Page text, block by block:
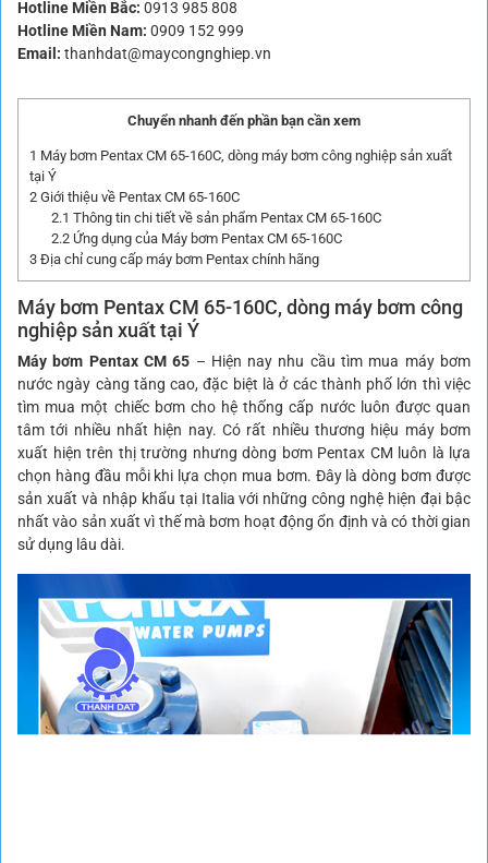
Hotline Miền Bắc: 0913 985 808
Hotline Miền Nam: 0909 152 999
Email: thanhdat@maycongnghiep.vn
Chuyển nhanh đến phần bạn cần xem
1 Máy bơm Pentax CM 65-160C, dòng máy bơm công nghiệp sản xuất
tại Ý
2 Giới thiệu về Pentax CM 65-160C
2.1 Thông tin chi tiết về sản phẩm Pentax CM 65-160C
2.2Ứng dụng của Máy bơm Pentax CM 65-160C
3 Địa chỉ cung cấp máy bơm Pentax chính hãng
Máy bơm Pentax CM 65-160C, dòng máy bơm công
nghiệp sản xuất tại Ý
Máy bơm Pentax CM 65 – Hiện nay nhu cầu tìm mua máy bơm
nước ngày càng tăng cao, đặc biệt là ở các thành phố lớn thì việc
tìm mua một chiếc bơm cho hệ thống cấp nước luôn được quan
tâm tới nhiều nhất hiện nay. Có rất nhiều thương hiệu máy bơm
xuất hiện trên thị trường nhưng dòng bơm Pentax CM luôn là lựa
chọn hàng đầu mỗi khi lựa chọn mua bơm. Đây là dòng bơm được
sản xuất và nhập khẩu tại Italia với những công nghệ hiện đại bậc
nhất vào sản xuất vì thế mà bơm hoạt động ổn định và có thời gian
sử dụng lâu dài.